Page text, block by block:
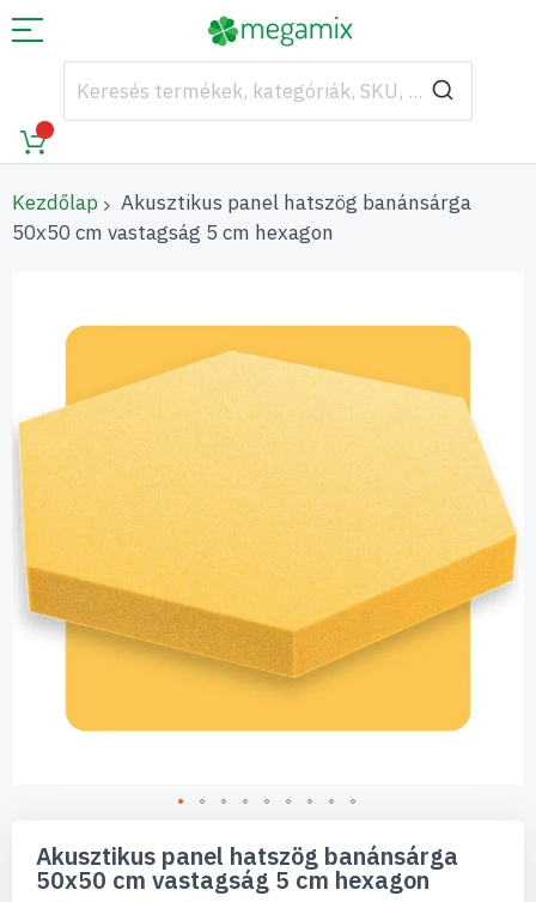
Kezdőlap
Akusztikus panel hatszög banánsárga
50x50 cm vastagság 5 cm hexagon
képgaléria
képgaléria
elejére
Akusztikus panel hatszög banánsárga
50x50 cm vastagság 5 cm hexagon